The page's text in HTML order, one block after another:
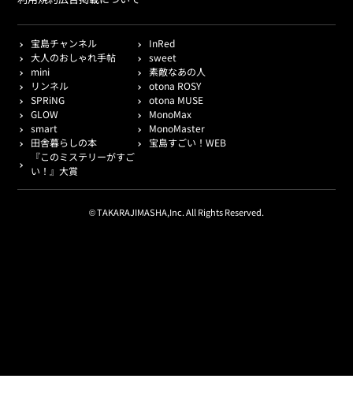
宝島チャンネル
InRed
大人のおしゃれ手帖
sweet
mini
素敵なあの人
リンネル
otona ROSY
SPRiNG
otona MUSE
GLOW
MonoMax
smart
MonoMaster
田舎暮らしの本
宝島すごい！WEB
『このミステリーがすご
い！』大賞
© TAKARAJIMASHA,Inc. All Rights Reserved.